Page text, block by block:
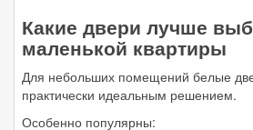
Какие двери лучше
маленькой квартиры
Для небольших помещений белые
практически идеальным решением.
Особенно популярны: